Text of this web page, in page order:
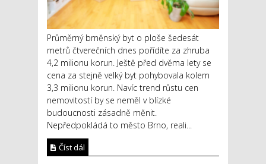
Průměrný brněnský byt o ploše šedesát
metrů čtverečních dnes pořídíte za zhruba
4,2 milionu korun. Ještě před dvěma lety se
cena za stejně velký byt pohybovala kolem
3,3 milionu korun. Navíc trend růstu cen
nemovitostí by se neměl v blízké
budoucnosti zásadně měnit.
Nepředpokládá to město Brno, reali...
Číst dál